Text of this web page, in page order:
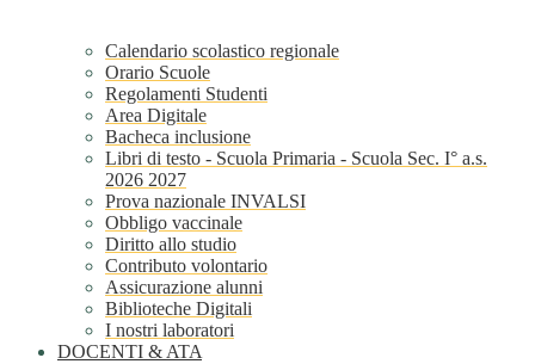
Calendario scolastico regionale
Orario Scuole
Regolamenti Studenti
Area Digitale
Bacheca inclusione
Libri di testo - Scuola Primaria - Scuola Sec. I° a.s.
2026 2027
Prova nazionale INVALSI
Obbligo vaccinale
Diritto allo studio
Contributo volontario
Assicurazione alunni
Biblioteche Digitali
I nostri laboratori
DOCENTI & ATA